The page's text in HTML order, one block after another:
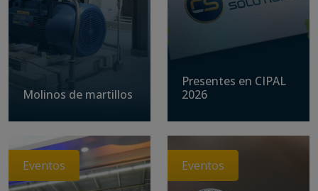
Molinos de martillos
Presentes en CIPAL
2026
Eventos Eventos